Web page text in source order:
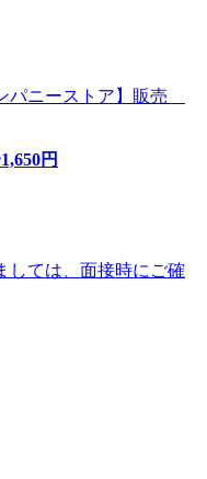
パニーストア】販売
1,650円
しては、面接時にご確